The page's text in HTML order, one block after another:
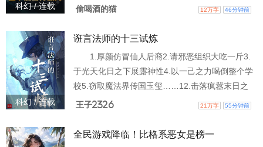
科幻 / 连载 偷喝酒的猫 12万字 46分钟前
科幻 / 连载
诳言法师的十三试炼
1.厚颜仿冒仙人后裔2.请邪恶组织大吃一斤3.
于光天化日之下展露神性4.以一己之力喝倒整个学
校5.窃取魔法界传国玉玺……12.击落疯嚣末日之
阳13.和超超超喜欢你的女孩子们告白 “这个新时
呐喊。 “哪有，不也有很危险的嘛，第十三条。”
王子2326 21万字 55分钟前
全民游戏降临！比格系恶女是榜一